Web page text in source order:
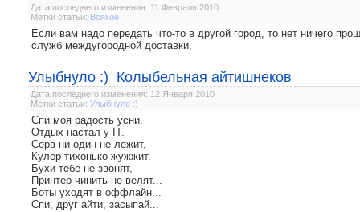
Дата последнего изменения: 11 Февраля 2010
Метки статьи: Всякое
Если вам надо передать что-то в другой город, то нет ничего
служб междугородной доставки.
Улыбнуло :) Колыбельная айтишнеков
Дата последнего изменения: 12 Января 2010
Метки статьи: Улыбнуло :)
Спи моя радость усни.
Отдых настал у IT.
Серв ни один не лежит,
Кулер тихонько жужжит.
Бухи тебе не звонят,
Принтер чинить не велят...
Боты уходят в оффлайн...
Спи, друг айти, засыпай...